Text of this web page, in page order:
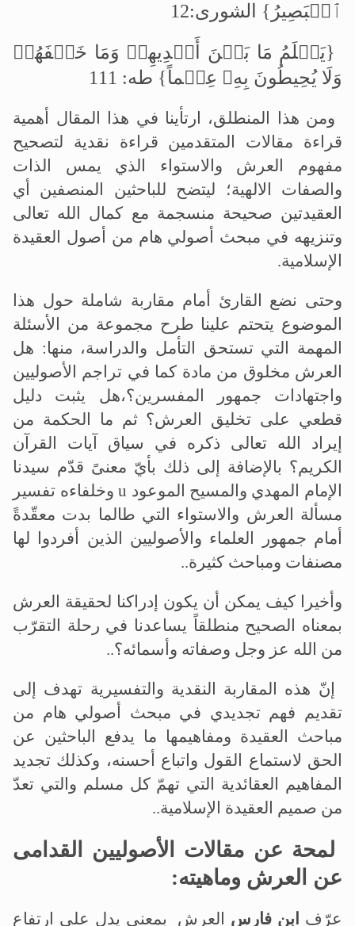
ٱلۡبَصِیرُ} الشورى:12
{یَعۡلَمُ مَا بَیۡنَ أَیۡدِیهِمۡ وَمَا خَلۡفَهُمۡ
وَلَا یُحِیطُونَ بِهِۦ عِلۡماً} طه: 111
ومن هذا المنطلق، ارتأينا في هذا المقال أهمية
قراءة مقالات المتقدمين قراءة نقدية لتصحيح
مفهوم العرش والاستواء الذي يمس الذات
والصفات الالهية؛ ليتضح للباحثين المنصفين أي
العقيدتين صحيحة منسجمة مع كمال الله تعالى
وتنزيهه في مبحث أصولي هام من أصول العقيدة
الإسلامية.
وحتى نضع القارئ أمام مقاربة شاملة حول هذا
الموضوع يتحتم علينا طرح مجموعة من الأسئلة
المهمة التي تستحق التأمل والدراسة، منها: هل
العرش مخلوق من مادة كما في تراجم الأصوليين
واجتهادات جمهور المفسرين؟،هل يثبت دليل
قطعي على تخليق العرش؟ ثم ما الحكمة من
إيراد الله تعالى ذكره في سياق آيات القرآن
الكريم؟ بالإضافة إلى ذلك بأيّ معنىً قدّم سيدنا
الإمام المهدي والمسيح الموعود u وخلفاءه تفسير
مسألة العرش والاستواء التي طالما بدت معقّدةً
أمام جمهور العلماء والأصوليين الذين أفردوا لها
مصنفات ومباحث كثيرة..
وأخيرا كيف يمكن أن يكون إدراكنا لحقيقة العرش
بمعناه الصحيح منطلقاً يساعدنا في رحلة التقرّب
من الله عز وجل وصفاته وأسمائه؟..
إنّ هذه المقاربة النقدية والتفسيرية تهدف إلى
تقديم فهم تجديدي في مبحث أصولي هام من
مباحث العقيدة ومفاهيمها ما يدفع الباحثين عن
الحق لاستماع القول واتباع أحسنه، وكذلك تجديد
المفاهيم العقائدية التي تهمّ كل مسلم والتي تعدّ
من صميم العقيدة الإسلامية..
لمحة عن مقالات الأصوليين القدامى
عن العرش وماهيته:
عرّف ابن فارس العرش بمعنى يدل على ارتفاع